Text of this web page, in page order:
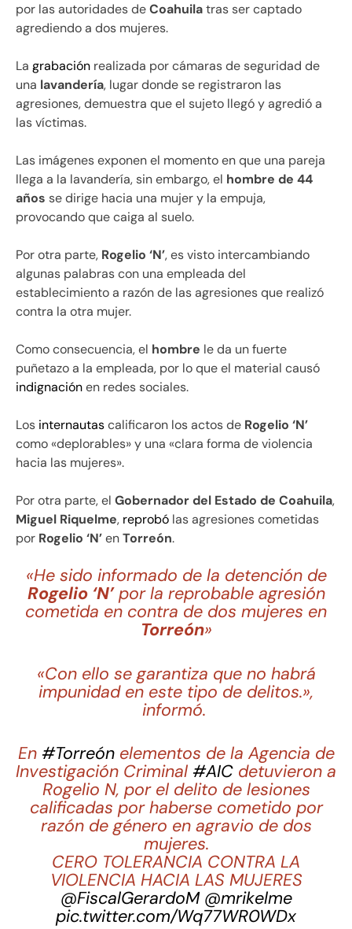
por las autoridades deCoahuilatras ser captado
agrediendo a dos mujeres.
La grabación realizada por cámaras de seguridad de
una lavandería, lugar donde se registraron las
agresiones, demuestra que el sujeto llegó y agredió a
las víctimas.
Las imágenes exponen el momento en que una pareja
llega a la lavandería, sin embargo, el hombre de 44
años se dirige hacia una mujer y la empuja,
provocando que caiga al suelo.
Por otra parte, Rogelio ‘N’, es visto intercambiando
algunas palabras con una empleada del
establecimiento a razón de las agresiones que realizó
contra la otra mujer.
Como consecuencia, el hombre le da un fuerte
puñetazo a la empleada, por lo que el material causó
indignaciónen redes sociales.
Los internautascalificaron los actos de Rogelio ‘N’
como «deplorables» y una «clara forma de violencia
hacia las mujeres».
Por otra parte, el Gobernador del Estado de Coahuila,
Miguel Riquelme, reprobó las agresiones cometidas
por Rogelio ‘N’enTorreón.
«He sido informado de la detención de
Rogelio ‘N’por la reprobable agresión
cometida en contra de dos mujeres en
Torreón»
«Con ello se garantiza que no habrá
impunidad en este tipo de delitos.»,
informó.
En #Torreónelementos de la Agencia de
Investigación Criminal #AIC detuvieron a
Rogelio N, por el delito de lesiones
calificadas por haberse cometido por
razón de género en agravio de dos
mujeres.
CERO TOLERANCIA CONTRA LA
VIOLENCIA HACIA LAS MUJERES
@FiscalGerardoM @mrikelme
pic.twitter.com/Wq77WR0WDx